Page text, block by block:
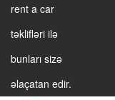
rent a car
təklifləri ilə
bunları sizə
əlaçatan edir.